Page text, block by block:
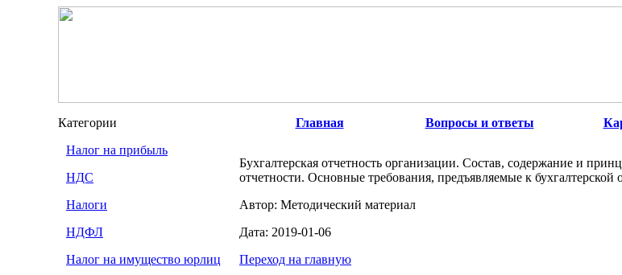
Категории
Налог на прибыль
НДС
Налоги
НДФЛ
Налог на имущество юрлиц
Главная Вопросы и ответы
Бухгалтерская отчетность организации. Состав, содержание и
отчетности. Основные требования, предъявляемые к бухгалтерской
Автор: Методический материал
Дата: 2019-01-06
Переход на главную